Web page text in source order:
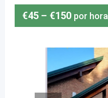
€45 – €150 por hora